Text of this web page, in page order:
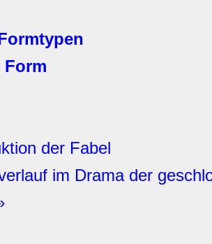
Form
der Fabel
im Drama der